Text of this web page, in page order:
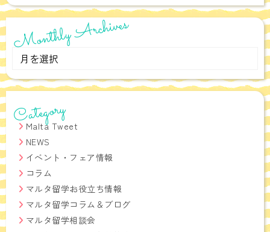
Monthly Archives
Monthly
Archives
Category
Malta Tweet
NEWS
イベント・フェア情報
コラム
マルタ留学お役立ち情報
マルタ留学コラム＆ブログ
マルタ留学相談会